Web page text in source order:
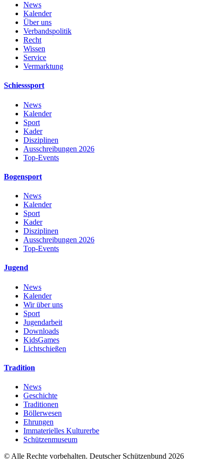
News
Kalender
Über uns
Verbandspolitik
Recht
Wissen
Service
Vermarktung
Schiesssport
News
Kalender
Sport
Kader
Disziplinen
Ausschreibungen 2026
Top-Events
Bogensport
News
Kalender
Sport
Kader
Disziplinen
Ausschreibungen 2026
Top-Events
Jugend
News
Kalender
Wir über uns
Sport
Jugendarbeit
Downloads
KidsGames
Lichtschießen
Tradition
News
Geschichte
Traditionen
Böllerwesen
Ehrungen
Immaterielles Kulturerbe
Schützenmuseum
© Alle Rechte vorbehalten. Deutscher Schützenbund 2026